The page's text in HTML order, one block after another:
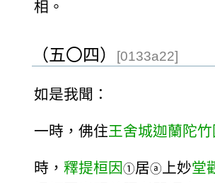
相。
（五〇四） [0133a22]
如是我聞：
一時，佛住王舍城迦蘭陀竹
時， 釋提桓因①居ⓐ 上妙堂